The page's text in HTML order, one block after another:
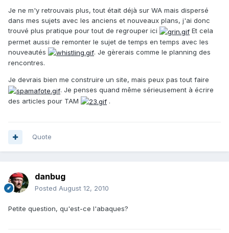
Je ne m'y retrouvais plus, tout était déjà sur WA mais dispersé
dans mes sujets avec les anciens et nouveaux plans, j'ai donc
trouvé plus pratique pour tout de regrouper ici
Et cela
permet aussi de remonter le sujet de temps en temps avec les
nouveautés
. Je gèrerais comme le planning des
rencontres.
Je devrais bien me construire un site, mais peux pas tout faire
. Je penses quand même sérieusement à écrire
des articles pour TAM
.
Quote
danbug
Posted August 12, 2010
Petite question, qu'est-ce l'abaques?